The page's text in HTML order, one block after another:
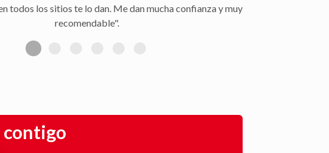
todos los sitios te lo dan. Me dan mucha confianza y muy
recomendable".
contigo